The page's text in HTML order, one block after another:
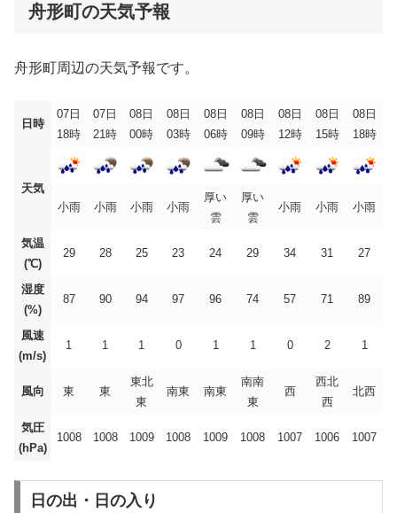
舟形町の天気予報
舟形町周辺の天気予報です。
日時
07日
18時
07日
21時
08日
00時
08日
03時
08日
06時
08日
09時
08日
12時
08日
15時
08日
18時
天気
小雨
小雨 小雨 小雨
厚い
雲
厚い
雲
小雨 小雨 小雨
気温
(℃)
29 28 25 23 24 29 34 31 27
湿度
(%)
87 90 94 97 96 74 57 71 89
風速
(m/s)
1 1 1 0 1 1 0 2 1
風向 東 東
東北
東
南東 南東
南南
東
西
西北
西
北西
気圧
(hPa)
1008 1008 1009 1008 1009 1008 1007 1006 1007
日の出・日の入り